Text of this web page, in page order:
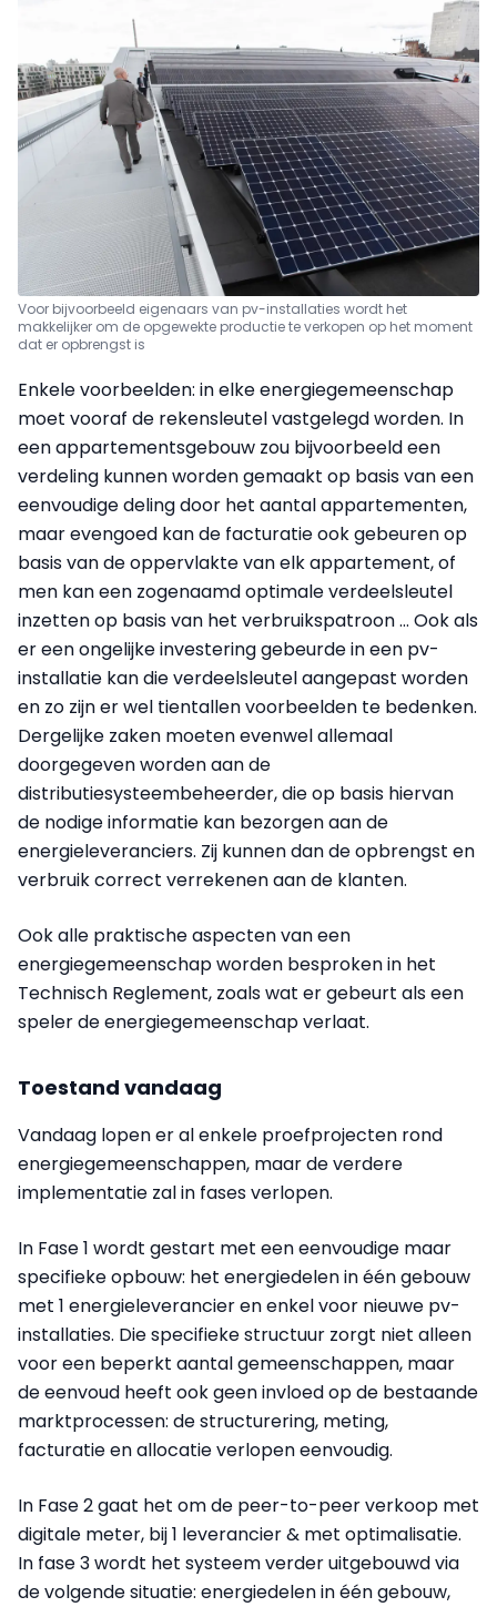
Voor bijvoorbeeld eigenaars van pv-installaties wordt het
makkelijker om de opgewekte productie te verkopen op het moment
dat er opbrengst is
Enkele voorbeelden: in elke energiegemeenschap
moet vooraf de rekensleutel vastgelegd worden. In
een appartementsgebouw zou bijvoorbeeld een
verdeling kunnen worden gemaakt op basis van een
eenvoudige deling door het aantal appartementen,
maar evengoed kan de facturatie ook gebeuren op
basis van de oppervlakte van elk appartement, of
men kan een zogenaamd optimale verdeelsleutel
inzetten op basis van het verbruikspatroon … Ook als
er een ongelijke investering gebeurde in een pv-
installatie kan die verdeelsleutel aangepast worden
en zo zijn er wel tientallen voorbeelden te bedenken.
Dergelijke zaken moeten evenwel allemaal
doorgegeven worden aan de
distributiesysteembeheerder, die op basis hiervan
de nodige informatie kan bezorgen aan de
energieleveranciers. Zij kunnen dan de opbrengst en
verbruik correct verrekenen aan de klanten.
Ook alle praktische aspecten van een
energiegemeenschap worden besproken in het
Technisch Reglement, zoals wat er gebeurt als een
speler de energiegemeenschap verlaat.
Toestand vandaag
Vandaag lopen er al enkele proefprojecten rond
energiegemeenschappen, maar de verdere
implementatie zal in fases verlopen.
In Fase 1 wordt gestart met een eenvoudige maar
specifieke opbouw: het energiedelen in één gebouw
met 1 energieleverancier en enkel voor nieuwe pv-
installaties. Die specifieke structuur zorgt niet alleen
voor een beperkt aantal gemeenschappen, maar
de eenvoud heeft ook geen invloed op de bestaande
marktprocessen: de structurering, meting,
facturatie en allocatie verlopen eenvoudig.
In Fase 2 gaat het om de peer-to-peer verkoop met
digitale meter, bij 1 leverancier & met optimalisatie.
In fase 3 wordt het systeem verder uitgebouwd via
de volgende situatie: energiedelen in één gebouw,